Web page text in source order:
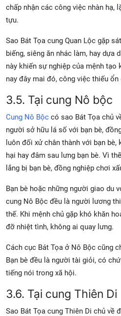
chấp nhận các công việc nhàn hạ,
tựu.
Sao Bát Tọa cung Quan Lộc gặp
biếng, siêng ăn nhác làm, hay dựa
này khiến sự nghiệp của mệnh
nay đây mai đó, công việc thiếu ổn
3.5. Tại cung Nô bộc
Cung Nô Bộc có sao Bát Tọa chủ
người sở hữu lá số với bạn bè,
luôn đối xử chân thành với bạn
hại hay đâm sau lưng bạn bè. Vì
lắng bị bạn bè, đồng nghiệp chơi
Bạn bè hoặc những người giao du
cung Nô Bộc đều là người lương
thế. Khi mệnh chủ gặp khó khăn
đỡ nhiệt tình, không ai quay lưng.
Cách cục Bát Tọa ở Nô Bộc cũng
Bạn bè đều là người tài giỏi, có
tiếng nói trong xã hội.
3.6. Tại cung Thiên Di
Sao Bát Tọa cung Thiên Di chủ về